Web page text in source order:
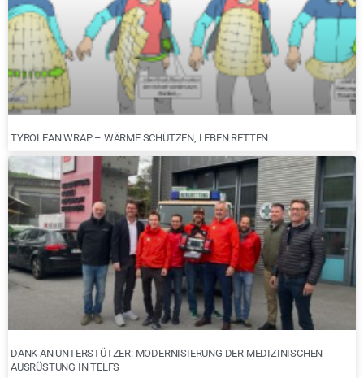
TYROLEAN WRAP – WÄRME SCHÜTZEN, LEBEN RETTEN
DANK AN UNTERSTÜTZER: MODERNISIERUNG DER MEDIZINISCHEN
AUSRÜSTUNG IN TELFS